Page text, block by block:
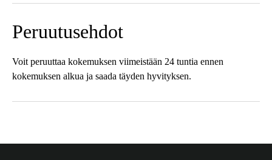
Peruutusehdot
Voit peruuttaa kokemuksen viimeistään 24 tuntia ennen
kokemuksen alkua ja saada täyden hyvityksen.